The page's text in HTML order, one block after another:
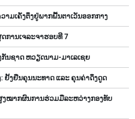
ມ​ເຄັ່ງ​ຕຶງ​ຢູ່​ພາກ​ພື້ນ​ຕາ​ເວັນ​ອອກ​ກາງ
ການ​ເຈ​ລະ​ຈາ​ຮອບ​ທີ 7
ນ​ຊາດ ຫວຽດ​ນາມ-ມາ​ເລ​ເຊຍ
ຢັ້ງ​ຢືນ​ຄຸນ​ນະ​ທາດ ແລະ ຄຸນ​ຄ່າ​ດຶງ​ດູດ
ງ​ໝາກ​ຜົນ​ການ​ຮ່ວມ​ມື​ລະ​ຫວ່າງກອງ​ທັບ